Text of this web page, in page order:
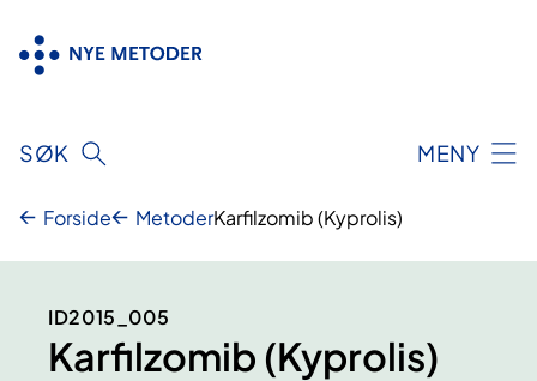
innhold
SØK MENY
Forside MetoderKarfilzomib (Kyprolis)
ID2015_005
Karfilzomib (Kyprolis)